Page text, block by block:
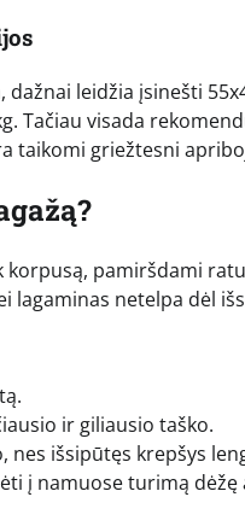
leidžia įsinešti
Tačiau visada
taikomi griežtesni
pamiršdami
lagaminas netelpa dėl
ir giliausio taško.
nes išsipūtęs krepšys
į namuose turimą